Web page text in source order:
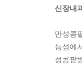
신장내
만성콩
능성에
성콩팥